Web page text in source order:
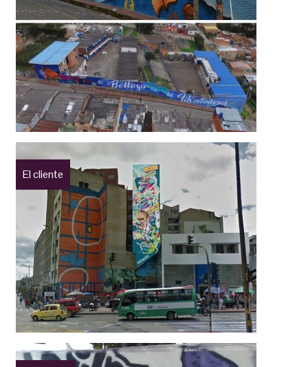
El cliente